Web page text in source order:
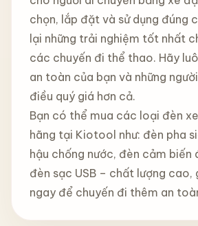
chọn, lắp đặt và sử dụng đúng
lại những trải nghiệm tốt nhất
các chuyến đi thể thao. Hãy
an toàn của bạn và những
điều quý giá hơn cả.
Bạn có thể mua các loại đèn
hãng tại Kiotool như: đèn pha
hậu chống nước, đèn cảm biến
đèn sạc USB – chất lượng cao,
ngay để chuyến đi thêm an